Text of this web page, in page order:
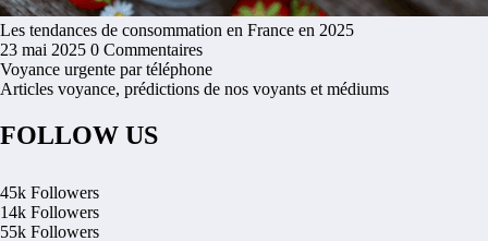
Les tendances de consommation en France en 2025
23 mai 2025 0 Commentaires
Voyance urgente par téléphone
Articles voyance, prédictions de nos voyants et médiums
FOLLOW US
45k Followers
14k Followers
55k Followers